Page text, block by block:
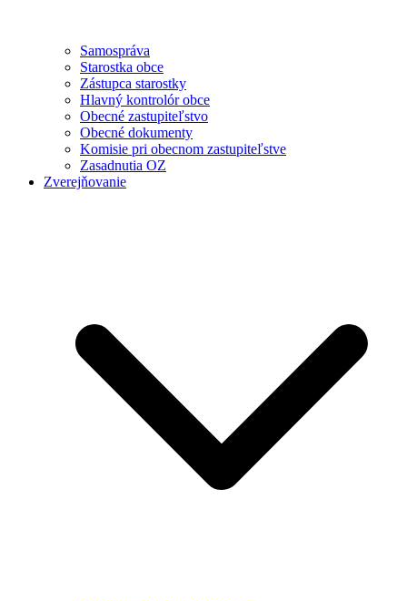
Samospráva
Starostka obce
Zástupca starostky
Hlavný kontrolór obce
Obecné zastupiteľstvo
Obecné dokumenty
Komisie pri obecnom zastupiteľstve
Zasadnutia OZ
Zverejňovanie